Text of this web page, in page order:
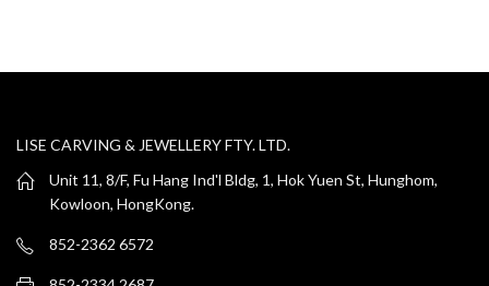
LISE CARVING & JEWELLERY FTY. LTD.
Unit 11, 8/F, Fu Hang Ind'l Bldg, 1, Hok Yuen St, Hunghom,
Kowloon, HongKong.
852-2362 6572